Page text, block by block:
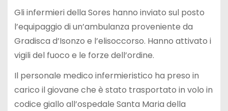
Gli infermieri della Sores hanno inviato sul posto
l’equipaggio di un’ambulanza proveniente da
Gradisca d’Isonzo e l’elisoccorso. Hanno attivato i
vigili del fuoco e le forze dell’ordine.
Il personale medico infermieristico ha preso in
carico il giovane che è stato trasportato in volo in
codice giallo all’ospedale Santa Maria della